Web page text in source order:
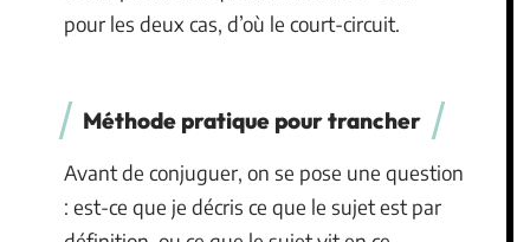
pour les deux cas, d’où le court-circuit.
Méthode pratique pour trancher
Avant de conjuguer, on se pose une question
: est-ce que je décris ce que le sujet est par